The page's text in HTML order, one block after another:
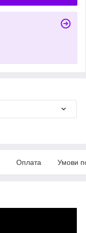
Оплата Умови